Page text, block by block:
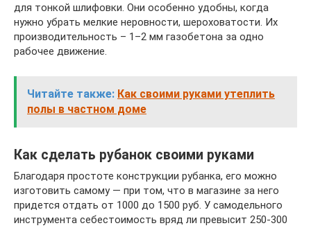
для тонкой шлифовки. Они особенно удобны, когда
нужно убрать мелкие неровности, шероховатости. Их
производительность – 1–2 мм газобетона за одно
рабочее движение.
Читайте также: Как своими руками утеплить
полы в частном доме
Как сделать рубанок своими руками
Благодаря простоте конструкции рубанка, его можно
изготовить самому — при том, что в магазине за него
придется отдать от 1000 до 1500 руб. У самодельного
инструмента себестоимость вряд ли превысит 250-300